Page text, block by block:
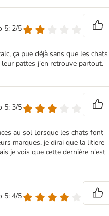
5: 2/5
ça pue déjà sans que les chats
pattes j'en retrouve partout.
5: 3/5
au sol lorsque les chats font
marques, je dirai que la litiere
je vois que cette dernière n'est
5: 4/5